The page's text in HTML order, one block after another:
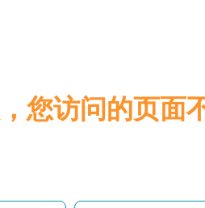
您访问的页面